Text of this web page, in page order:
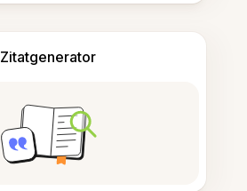
Zitatgenerator